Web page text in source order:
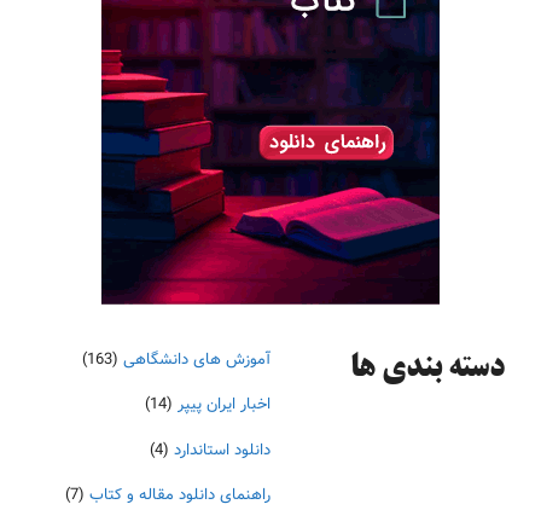
دسته‌ بندی ها آموزش های دانشگاهی (163)
اخبار ایران پیپر (14)
دانلود استاندارد (4)
راهنمای دانلود مقاله و کتاب (7)